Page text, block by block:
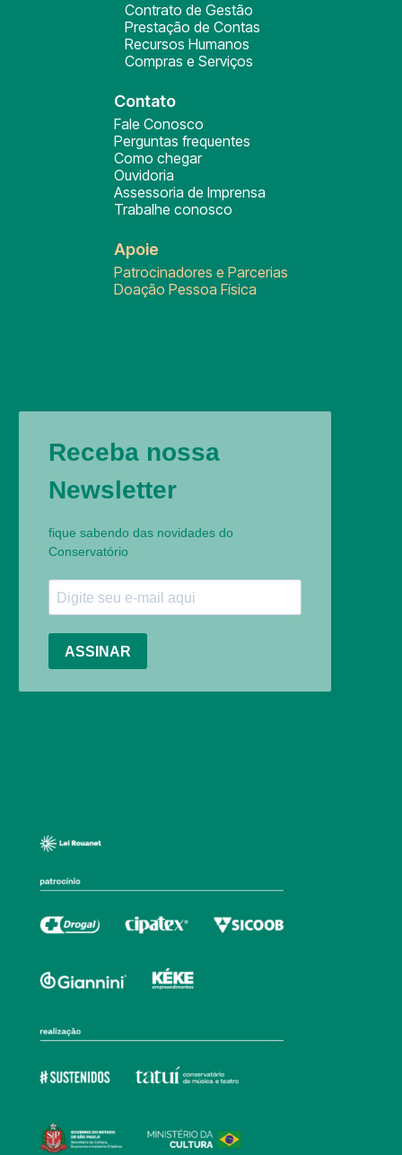
Contrato de Gestão
Prestação de Contas
Recursos Humanos
Compras e Serviços
Contato
Fale Conosco
Perguntas frequentes
Como chegar
Ouvidoria
Assessoria de Imprensa
Trabalhe conosco
Apoie
Patrocinadores e Parcerias
Doação Pessoa Física